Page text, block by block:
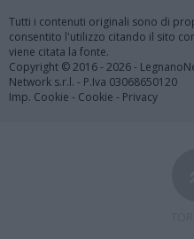
Tutti i contenuti originali sono di
consentito l'utilizzo citando il sito
viene citata la fonte.
Copyright © 2016 - 2026 -
Network s.r.l. - P.Iva 03068650120
Imp. Cookie - Cookie - Privacy